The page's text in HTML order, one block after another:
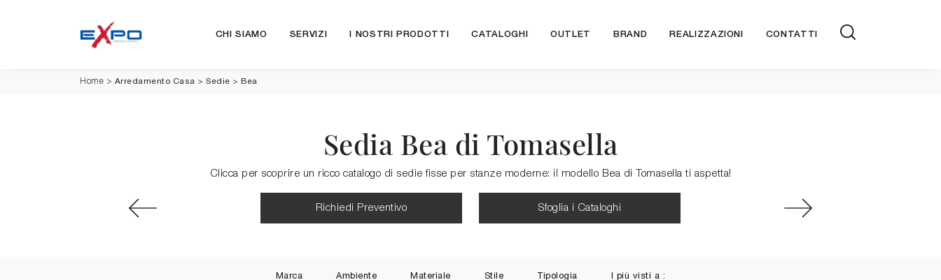
CHI SIAMO SERVIZI I NOSTRI PRODOTTI CATALOGHI OUTLET BRAND REALIZZAZIONI CONTATTI
Home > Arredamento Casa > Sedie > Bea
Sedia Bea di Tomasella
Clicca per scoprire un ricco catalogo di sedie fisse per stanze moderne: il modello Bea di Tomasella ti aspetta!
Richiedi Preventivo Sfoglia i Cataloghi
Marca Ambiente Materiale Stile Tipologia I più visti a :